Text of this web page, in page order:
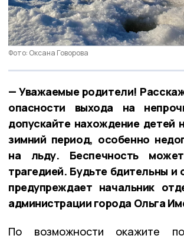
Фото: Оксана Говорова
— Уважаемые родители!
опасности выхода на
допускайте нахождение детей
зимний период, особенно
на льду. Беспечность
трагедией. Будьте бдительны
предупреждает начальник
администрации города Ольга
По возможности окажите